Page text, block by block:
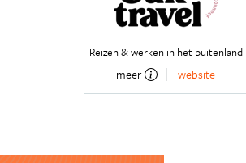
Reizen & werken in het buitenland
meer website